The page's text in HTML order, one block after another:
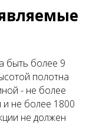
быть более 9
полотна
- не более
не более 1800
не должен